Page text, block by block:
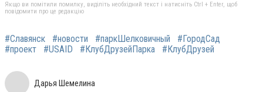
Якщо ви помітили помилку, виділіть необхідний текст і натисніть Ctrl + Enter, щоб
повідомити про це редакцію
#Славянск #новости #паркШелковичный
#ГородСад
#проект
#USAID #КлубДрузейПарка #КлубДрузей
Дарья Шемелина